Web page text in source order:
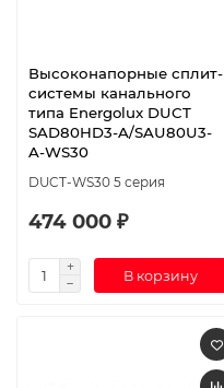
Высоконапорные сплит-
системы канального
типа Energolux DUCT
SAD80HD3-A/SAU80U3-
A-WS30
DUCT-WS30 5 серия
474 000 ₽
В корзину